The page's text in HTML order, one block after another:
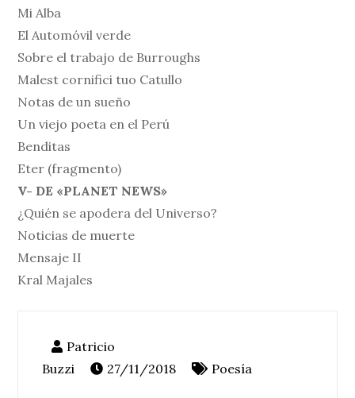
Mi Alba
El Automóvil verde
Sobre el trabajo de Burroughs
Malest cornifici tuo Catullo
Notas de un sueño
Un viejo poeta en el Perú
Benditas
Eter (fragmento)
V- DE «PLANET NEWS»
¿Quién se apodera del Universo?
Noticias de muerte
Mensaje II
Kral Majales
27/11/2018 Poesía